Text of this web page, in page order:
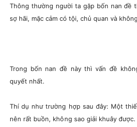
Thông thường người ta gặp bốn nan đề
sợ hãi, mặc cảm có tội, chủ quan và
Trong bốn nan đề này thì vấn đề
quyết nhất.
Thí dụ như trường hợp sau đây: Một
nên rất buồn, không sao giải khuây